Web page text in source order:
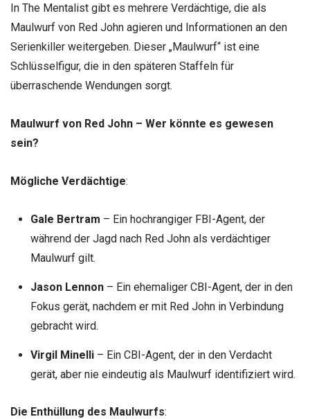
In The Mentalist gibt es mehrere Verdächtige, die als
Maulwurf von Red John agieren und Informationen an den
Serienkiller weitergeben. Dieser „Maulwurf“ ist eine
Schlüsselfigur, die in den späteren Staffeln für
überraschende Wendungen sorgt.
Maulwurf von Red John – Wer könnte es gewesen
sein?
Mögliche Verdächtige:
Gale Bertram – Ein hochrangiger FBI-Agent, der
während der Jagd nach Red John als verdächtiger
Maulwurf gilt.
Jason Lennon– Ein ehemaliger CBI-Agent, der in den
Fokus gerät, nachdem er mit Red John in Verbindung
gebracht wird.
Virgil Minelli– Ein CBI-Agent, der in den Verdacht
gerät, aber nie eindeutig als Maulwurf identifiziert wird.
Die Enthüllung des Maulwurfs: